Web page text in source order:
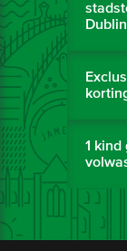
Dublin
1 kind